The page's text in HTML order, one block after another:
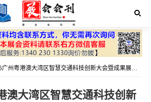
州粤港澳大湾区智慧交通科技创新大会暨成果展会刊-参展商名录
澳大湾区智慧交通科技创新